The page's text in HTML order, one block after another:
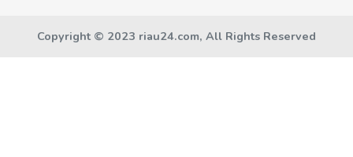
Copyright © 2023 riau24.com, All Rights Reserved